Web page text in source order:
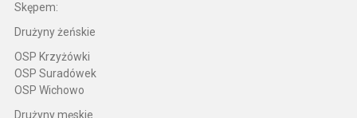
Skępem:
Drużyny żeńskie
OSP Krzyżówki
OSP Suradówek
OSP Wichowo
Drużyny męskie